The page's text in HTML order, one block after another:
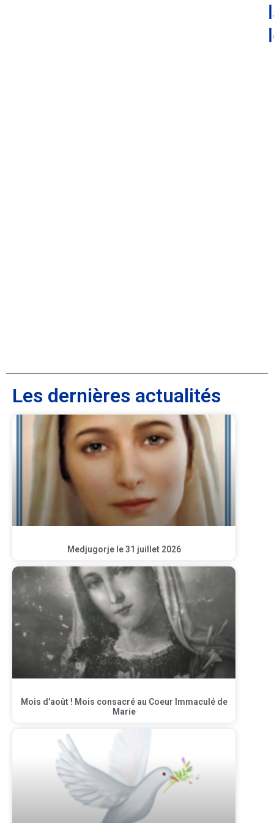
Les dernières actualités
Medjugorje le 31 juillet 2026
Mois d’août ! Mois consacré au Coeur Immaculé de
Marie